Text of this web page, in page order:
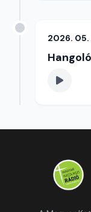
2026. 05.
Hangoló